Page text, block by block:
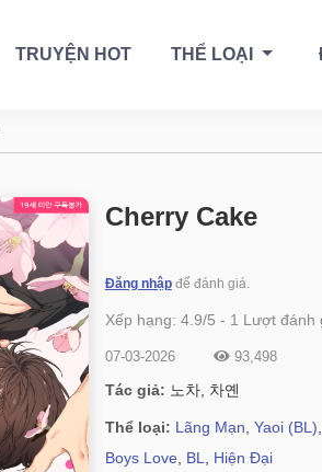
TRUYỆN HOT THỂ LOẠI
Cherry Cake
Đăng nhậpđể đánh giá.
Xếp hạng: 4.9/5 - 1 Lượt đánh
07-03-2026 93,498
Tác giả: 노차, 차옌
Thể loại: Lãng Mạn Yaoi (BL)
Boys Love, BL Hiện Đại